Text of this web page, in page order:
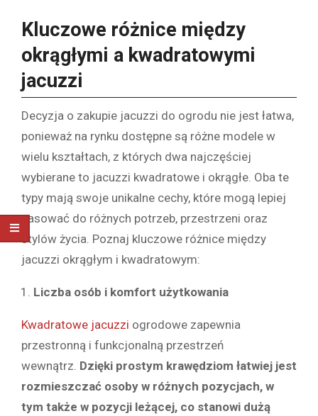
Kluczowe różnice między
okrągłymi a kwadratowymi
jacuzzi
Decyzja o zakupie jacuzzi do ogrodu nie jest łatwa,
ponieważ na rynku dostępne są różne modele w
wielu kształtach, z których dwa najczęściej
wybierane to jacuzzi kwadratowe i okrągłe. Oba te
typy mają swoje unikalne cechy, które mogą lepiej
pasować do różnych potrzeb, przestrzeni oraz
stylów życia. Poznaj kluczowe różnice między
jacuzzi okrągłym i kwadratowym:
Liczba osób i komfort użytkowania
Kwadratowe jacuzzi ogrodowe zapewnia
przestronną i funkcjonalną przestrzeń
wewnątrz. Dzięki prostym krawędziom łatwiej jest
rozmieszczać osoby w różnych pozycjach, w
tym także w pozycji leżącej, co stanowi dużą